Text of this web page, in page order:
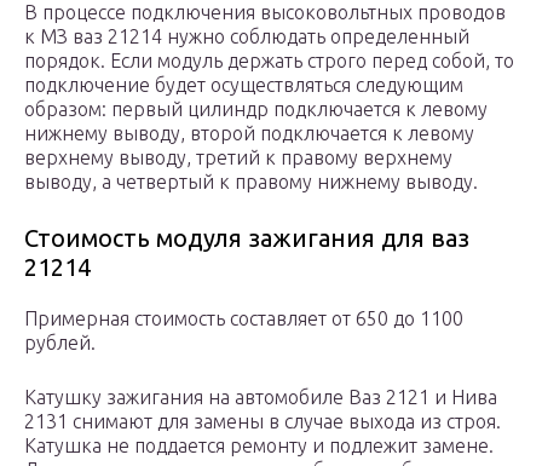
В процессе подключения высоковольтных проводов
к МЗ ваз 21214 нужно соблюдать определенный
порядок. Если модуль держать строго перед собой, то
подключение будет осуществляться следующим
образом: первый цилиндр подключается к левому
нижнему выводу, второй подключается к левому
верхнему выводу, третий к правому верхнему
выводу, а четвертый к правому нижнему выводу.
Стоимость модуля зажигания для ваз
21214
Примерная стоимость составляет от 650 до 1100
рублей.
Катушку зажигания на автомобиле Ваз 2121 и Нива
2131 снимают для замены в случае выхода из строя.
Катушка не поддается ремонту и подлежит замене.